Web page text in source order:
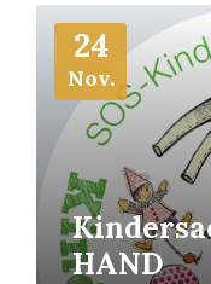
24
Nov.
HAND
Mehr